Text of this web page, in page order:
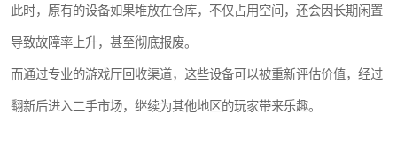
此时，原有的设备如果堆放在仓库，不仅占用空间，还会因长期闲置
导致故障率上升，甚至彻底报废。
而通过专业的游戏厅回收渠道，这些设备可以被重新评估价值，经过
翻新后进入二手市场，继续为其他地区的玩家带来乐趣。